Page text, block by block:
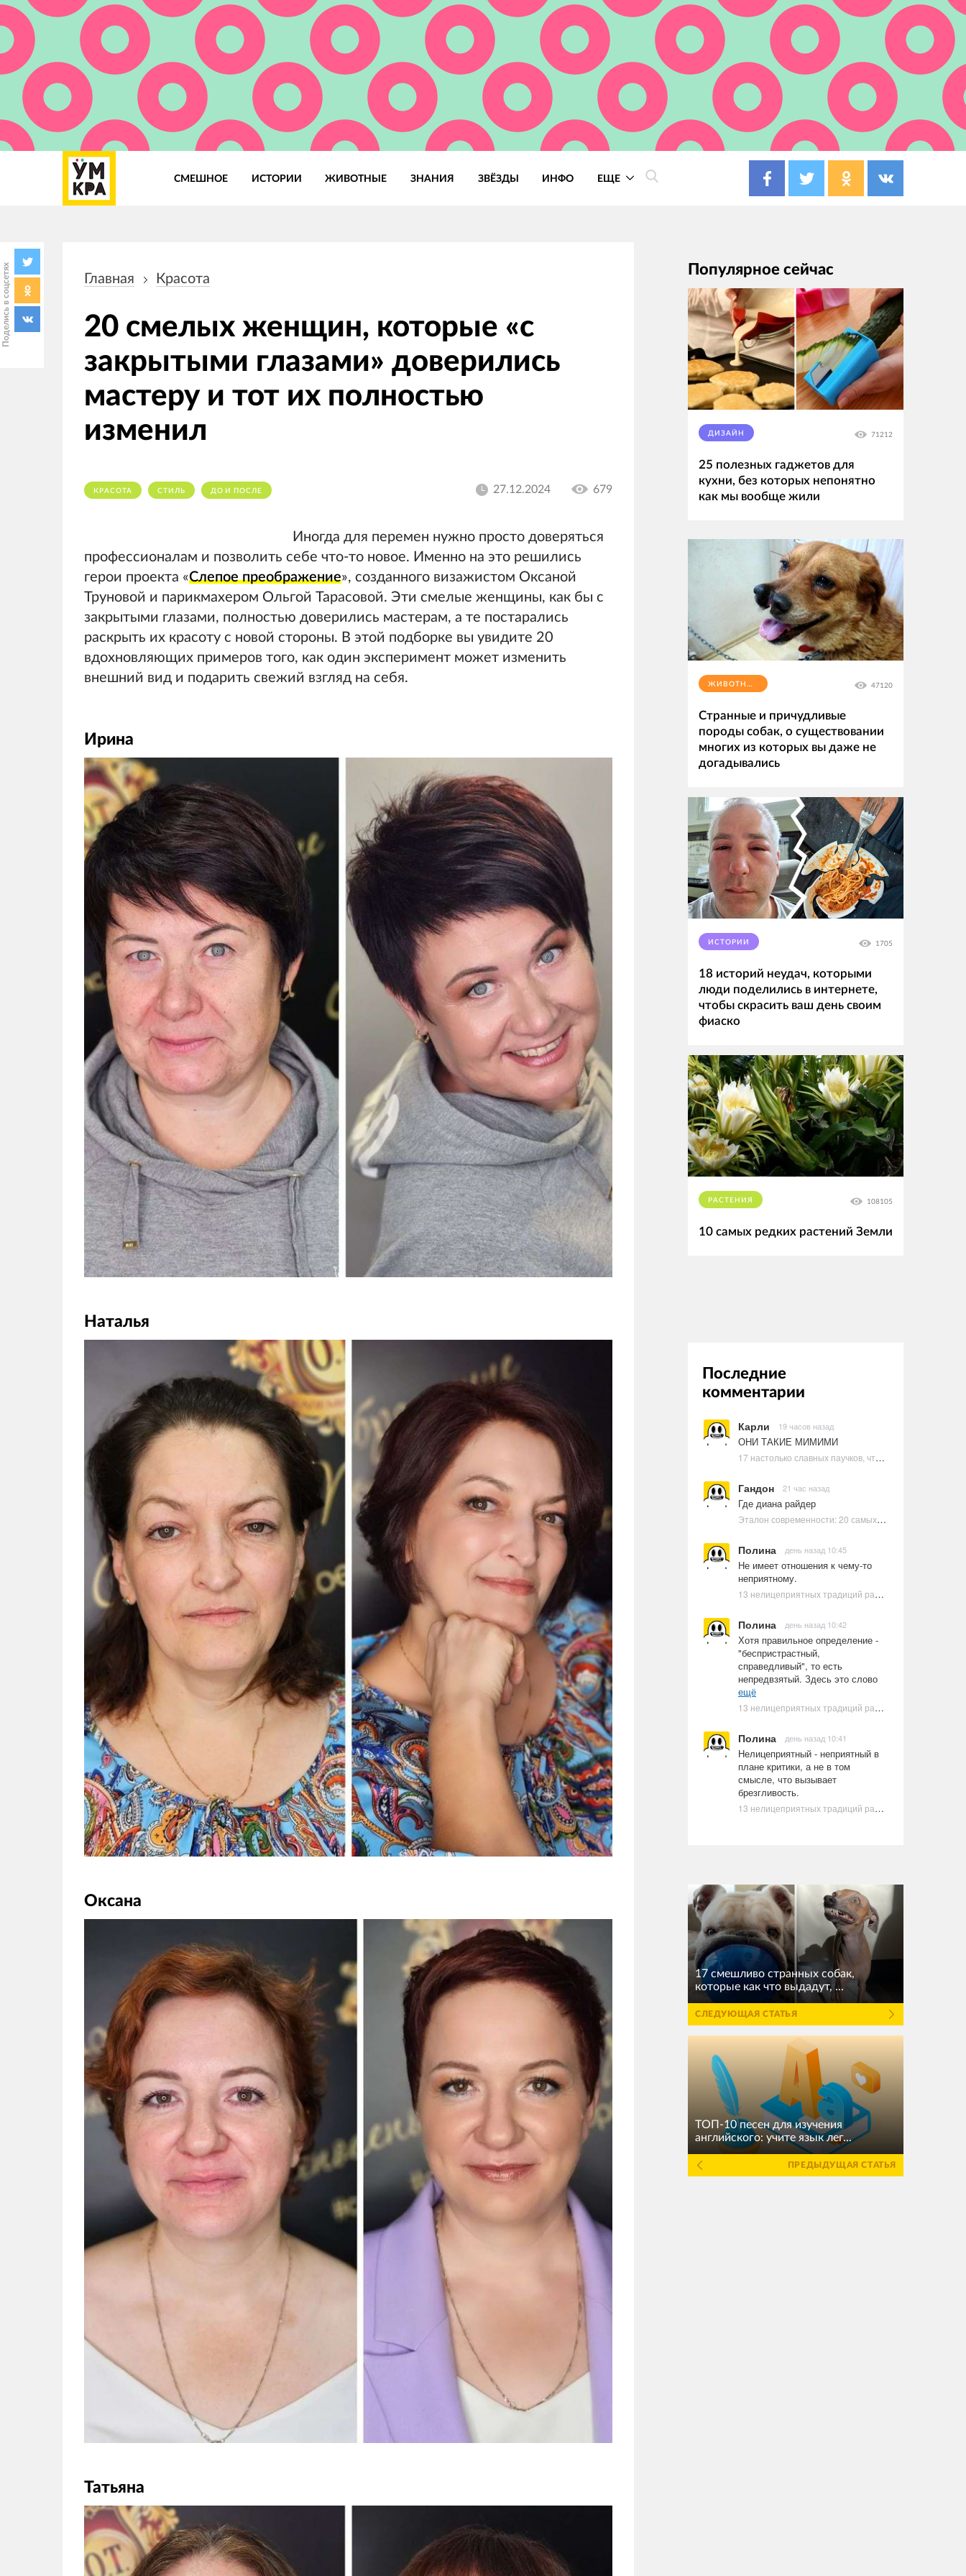
СМЕШНОЕ ИСТОРИИ ЖИВОТНЫЕ ЗНАНИЯ ЗВЁЗДЫ ИНФО ЕЩЕ
Поделись в соцсетях навигации
Главная Красота
20 смелых женщин, которые «с
закрытыми глазами» доверились
мастеру и тот их полностью
изменил
КРАСОТА СТИЛЬ ДО И ПОСЛЕ 27.12.2024 679
Иногда для перемен нужно просто доверяться
профессионалам и позволить себе что-то новое. Именно на это решились
герои проекта «Слепое преображение», созданного визажистом Оксаной
Труновой и парикмахером Ольгой Тарасовой. Эти смелые женщины, как бы с
закрытыми глазами, полностью доверились мастерам, а те постарались
раскрыть их красоту с новой стороны. В этой подборке вы увидите 20
вдохновляющих примеров того, как один эксперимент может изменить
внешний вид и подарить свежий взгляд на себя.
Ирина
Наталья
Оксана
Татьяна
Популярное сейчас
ДИЗАЙН 71212
25 полезных гаджетов для
кухни, без которых непонятно
как мы вообще жили
ЖИВОТНЫЕ 47120
Странные и причудливые
породы собак, о существовании
многих из которых вы даже не
догадывались
ИСТОРИИ 1705
18 историй неудач, которыми
люди поделились в интернете,
чтобы скрасить ваш день своим
фиаско
РАСТЕНИЯ 108105
10 самых редких растений Земли
Последние
комментарии
Карли 19 часов назад
ОНИ ТАКИЕ МИМИМИ
17 настолько славных паучков, что даже у арахнофобов появится желание их погладить
Гандон 21 час назад
Где диана райдер
Эталон современности: 20 самых красивых и привлекательных актрис Голливуда, по мнению Google | Ультрамарин
Полина день назад 10:45
Не имеет отношения к чему-то
неприятному.
13 нелицеприятных традиций разных стран, которые могут шокировать неподготовленного человека
Полина день назад 10:42
Хотя правильное определение -
"беспристрастный,
справедливый", то есть
непредвзятый. Здесь это слово
ещё
13 нелицеприятных традиций разных стран, которые могут шокировать неподготовленного человека
Полина день назад 10:41
Нелицеприятный - неприятный в
плане критики, а не в том
смысле, что вызывает
брезгливость.
13 нелицеприятных традиций разных стран, которые могут шокировать неподготовленного человека
17 смешливо странных собак,
которые как что выдадут, ...
СЛЕДУЮЩАЯ СТАТЬЯ
ТОП-10 песен для изучения
английского: учите язык лег...
ПРЕДЫДУЩАЯ СТАТЬЯ